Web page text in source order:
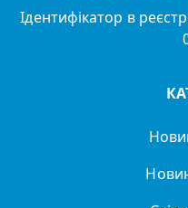
Ідентифікатор в